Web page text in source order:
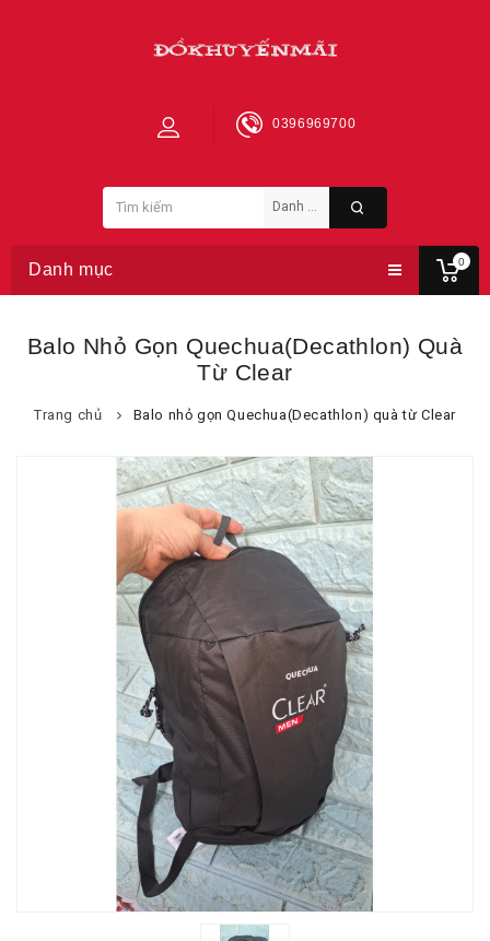
0
0396969700
Danh mục
Balo Nhỏ Gọn Quechua(Decathlon) Quà
Từ Clear
Trang chủ Balo nhỏ gọn Quechua(Decathlon) quà từ Clear